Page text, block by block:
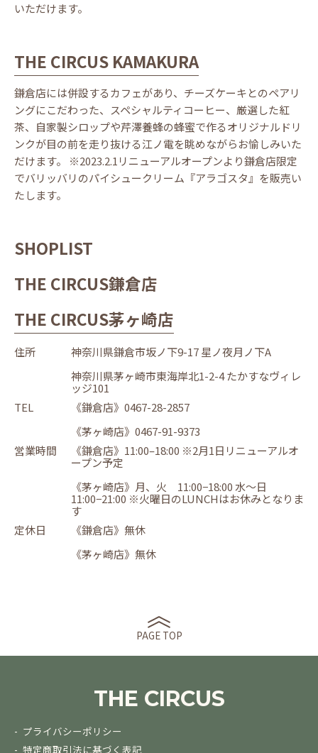
いただけます。
THE CIRCUS KAMAKURA
鎌倉店には併設するカフェがあり、チーズケーキとのペアリ
ングにこだわった、スペシャルティコーヒー、厳選した紅
茶、自家製シロップや芹澤養蜂の蜂蜜で作るオリジナルドリ
ンクが目の前を走り抜ける江ノ電を眺めながらお愉しみいた
だけます。 ※2023.2.1リニューアルオープンより鎌倉店限定
でバリッバリのパイシュークリーム『アラゴスタ』を販売い
たします。
SHOPLIST
THE CIRCUS鎌倉店
THE CIRCUS茅ヶ崎店
住所
神奈川県鎌倉市坂ノ下9-17 星ノ夜月ノ下A
神奈川県茅ヶ崎市東海岸北1-2-4 たかすなヴィレ
ッジ101
TEL
《鎌倉店》0467-28-2857
《茅ヶ崎店》0467-91-9373
営業時間
《鎌倉店》11:00–18:00 ※2月1日リニューアルオ
ープン予定
《茅ヶ崎店》月、火 11:00−18:00 水〜日
11:00−21:00 ※火曜日のLUNCHはお休みとなりま
す
定休日
《鎌倉店》無休
《茅ヶ崎店》無休
PAGE TOP
THE CIRCUS
プライバシーポリシー
特定商取引法に基づく表記